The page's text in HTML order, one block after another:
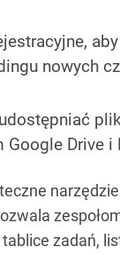
nowych
Google Drive i
zadań,